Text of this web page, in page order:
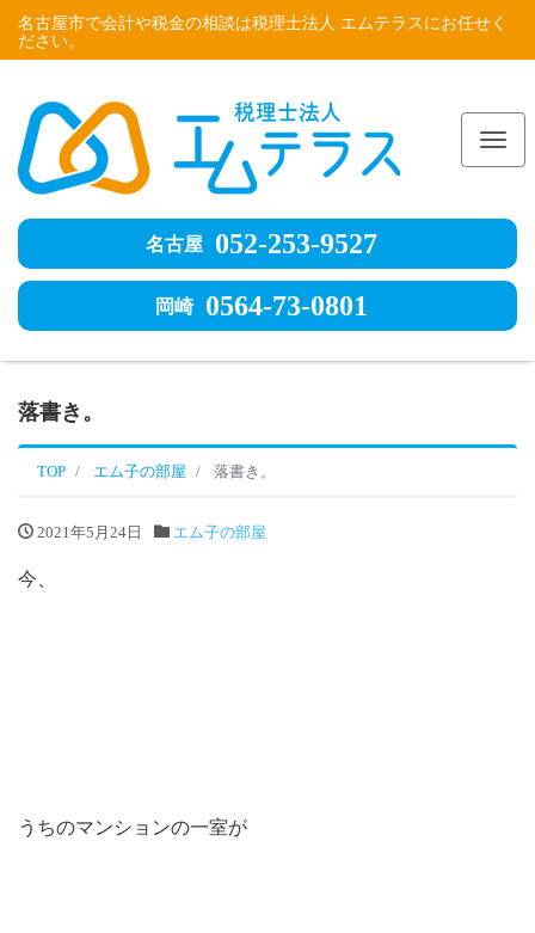
名古屋市で会計や税金の相談は税理士法人 エムテラスにお任せく
ださい。
名古屋 052-253-9527
岡崎 0564-73-0801
落書き。
TOP エム子の部屋 落書き。
2021年5月24日 エム子の部屋
今、
うちのマンションの一室が